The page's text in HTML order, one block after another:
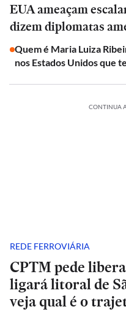
EUA ameaçam
dizem diplomatas
Quem é Maria Luiza
nos Estados Unidos que
CONTINUA
REDE FERROVIÁRIA
CPTM pede
ligará litoral de
veja qual é o